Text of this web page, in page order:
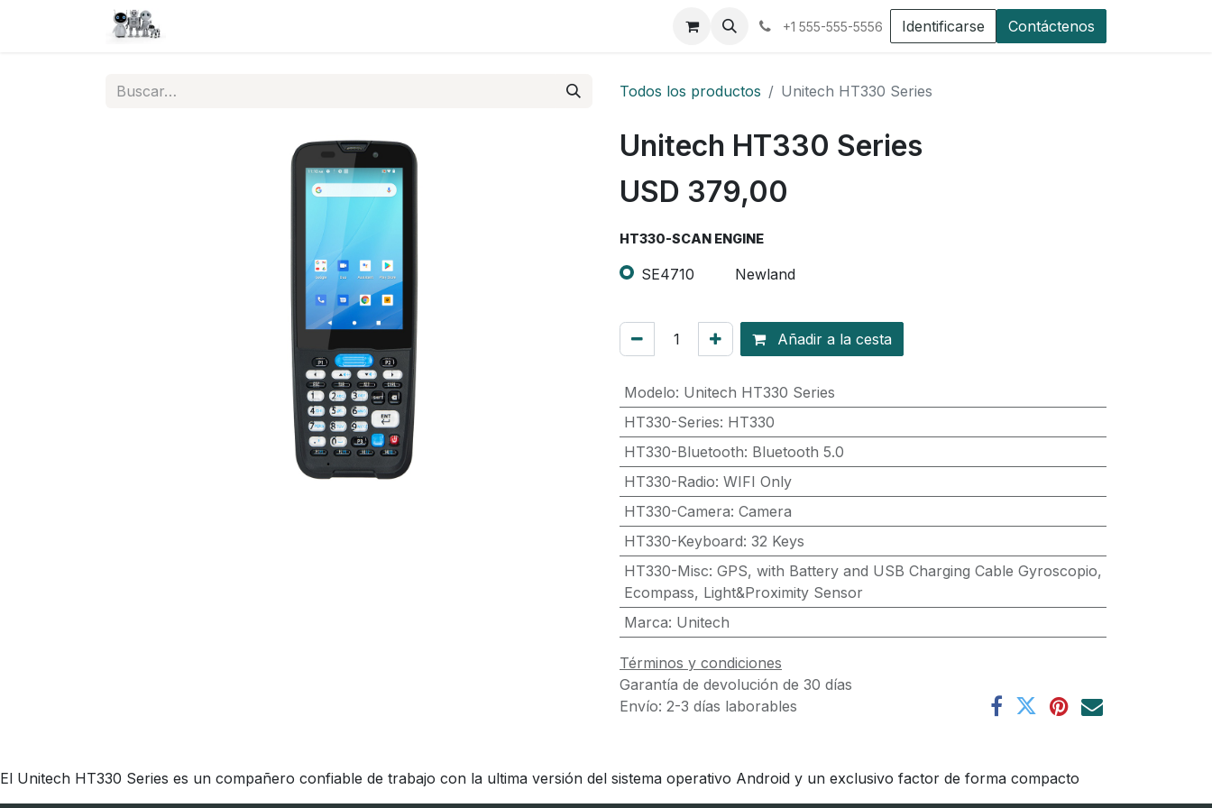
Planilla +1 555-555-5556 Identificarse Contáctenos
Todos los productos Unitech HT330 Series
Unitech HT330 Series
USD 379,00
HT330-SCAN ENGINE
SE4710 Newland
Añadir a la cesta
Modelo: Unitech HT330 Series
HT330-Series: HT330
HT330-Bluetooth: Bluetooth 5.0
HT330-Radio: WIFI Only
HT330-Camera: Camera
HT330-Keyboard: 32 Keys
HT330-Misc: GPS, with Battery and USB Charging Cable Gyroscopio,
Ecompass, Light&Proximity Sensor
Marca: Unitech
Términos y condiciones
Garantía de devolución de 30 días
Envío: 2-3 días laborables
El Unitech HT330 Series es un compañero confiable de trabajo con la ultima versión del sistema operativo Android y un exclusivo factor de forma compacto